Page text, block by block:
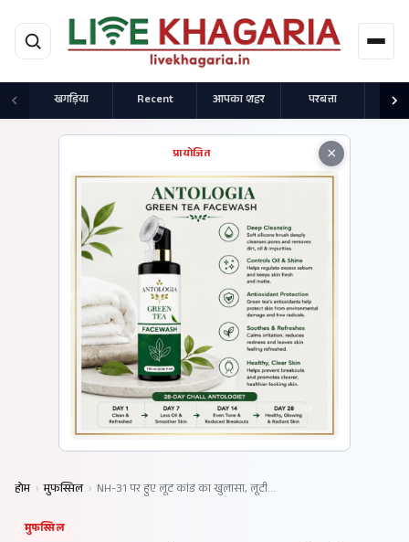
मुख्य सामग्री पर जाएं
खगड़िया Recent आपका शहर परबत्ता
×
प्रायोजित
होम › मुफस्सिल › NH-31 पर हुए लूट कांड का खुलासा, लूटी…
मुफस्सिल